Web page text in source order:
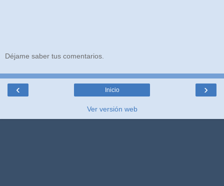
Déjame saber tus comentarios.
‹ ›
Inicio
Ver versión web